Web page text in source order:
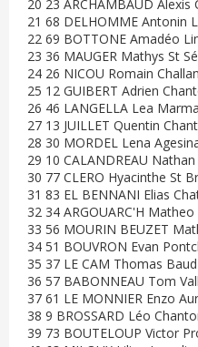
20 23 ARCHAMBAUD Alexis
21 68 DELHOMME Antonin
22 69 BOTTONE Amadéo
23 36 MAUGER Mathys St
24 26 NICOU Romain
25 12 GUIBERT Adrien
26 46 LANGELLA Lea
27 13 JUILLET Quentin
28 30 MORDEL Lena
29 10 CALANDREAU
30 77 CLERO Hyacinthe St
31 83 EL BENNANI Elias
32 34 ARGOUARC'H
33 56 MOURIN BEUZET
34 51 BOUVRON Evan
35 37 LE CAM Thomas
36 57 BABONNEAU Tom
37 61 LE MONNIER Enzo
38 9 BROSSARD Léo
39 73 BOUTELOUP Victor